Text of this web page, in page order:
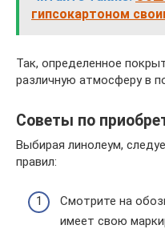
гипсокартоном
Так, определенное
различную атмосферу в
Советы по
Выбирая линолеум,
правил:
Смотрите на
имеет свою